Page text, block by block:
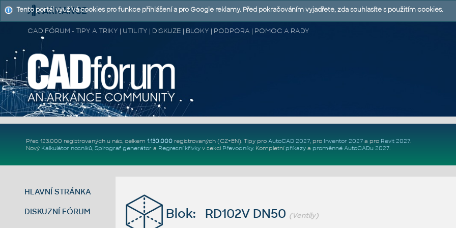
CAD FÓRUM - TIPY A TRIKY | UTILITY | DISKUZE | BLOKY | PODPORA | POMOC A RADY
Přes 123.000 registrovaných u nás, celkem 1.130.000registrovaných (CZ+EN). Tipy pro AutoCAD 2027, pro Inventor 2027a pro Revit 2027.
Nový Kalkulátor nosníků, Spirograf generátor a Regresní křivkyv sekci Převodníky. Kompletní příkazya proměnné AutoCADu 2027.
HLAVNÍ STRÁNKA
DISKUZNÍ FÓRUM Blok: RD102V DN50 (Ventily)
Tento portál využívá cookies pro funkce přihlášení a pro Google reklamy. Před pokračováním vyjadřete, zda souhlasíte s použitím cookies.